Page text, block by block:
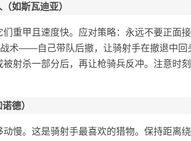
如斯瓦迪亚）
重甲且速度快。应对策略：永远不要正面
战术——自己带队后撤，让骑射手在撤退中回
射杀一部分后，再让枪骑兵反冲。注意时刻
德）
慢。这是骑射手最喜欢的猎物。保持距离